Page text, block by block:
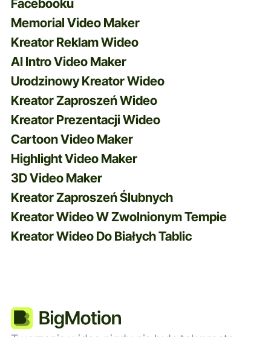
Facebooku
Memorial Video Maker
Kreator Reklam Wideo
AI Intro Video Maker
Urodzinowy Kreator Wideo
Kreator Zaproszeń Wideo
Kreator Prezentacji Wideo
Cartoon Video Maker
Highlight Video Maker
3D Video Maker
Kreator Zaproszeń Ślubnych
Kreator Wideo W Zwolnionym Tempie
Kreator Wideo Do Białych Tablic